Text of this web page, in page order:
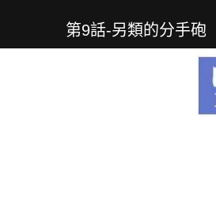
第9話-另類的分手砲